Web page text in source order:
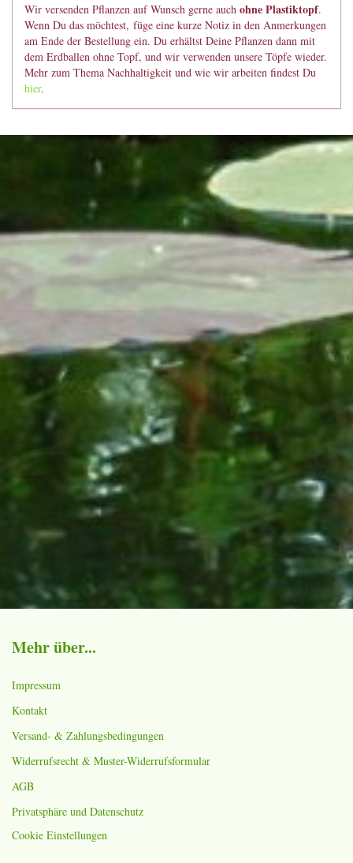
Wir versenden Pflanzen auf Wunsch gerne auch ohne Plastiktopf.
Wenn Du das möchtest, füge eine kurze Notiz in den Anmerkungen
am Ende der Bestellung ein. Du erhältst Deine Pflanzen dann mit
dem Erdballen ohne Topf, und wir verwenden unsere Töpfe wieder.
Mehr zum Thema Nachhaltigkeit und wie wir arbeiten findest Du
hier.
Mehr über...
Impressum
Kontakt
Versand- & Zahlungsbedingungen
Widerrufsrecht & Muster-Widerrufsformular
AGB
Privatsphäre und Datenschutz
Cookie Einstellungen